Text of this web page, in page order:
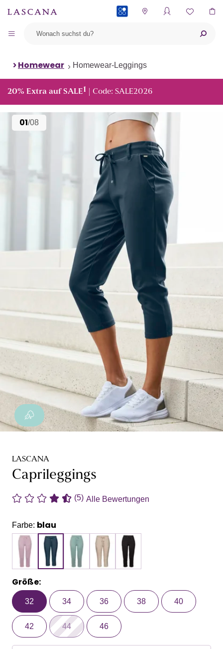
Homewear Homewear-Leggings
20% Extra auf SALE1 | Code: SALE2026
01/08
LASCANA
Caprileggings
(5) Alle Bewertungen
Farbe: blau
Größe:
32 34 36 38 40
42 44 46